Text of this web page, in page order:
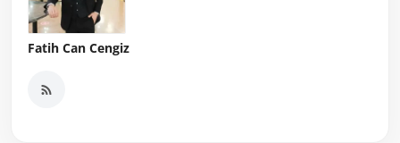
Fatih Can Cengiz